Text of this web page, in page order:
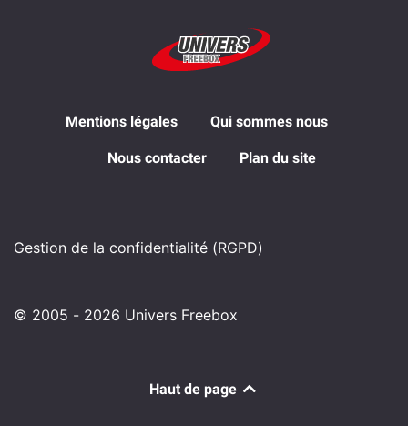
Mentions légales Qui sommes nous
Nous contacter Plan du site
Gestion de la confidentialité (RGPD)
© 2005 - 2026 Univers Freebox
Haut de page